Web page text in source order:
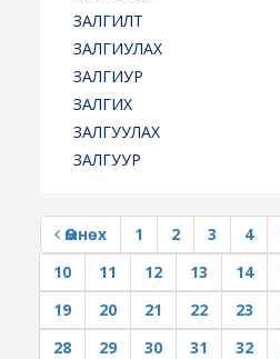
ЗАЛГИЛТ
ЗАЛГИУЛАХ
ЗАЛГИУР
ЗАЛГИХ
ЗАЛГУУЛАХ
ЗАЛГУУР
Өмнөх 1 2 3 4
10
11 12 13 14
19
20 21 22 23
28
29 30 31 32